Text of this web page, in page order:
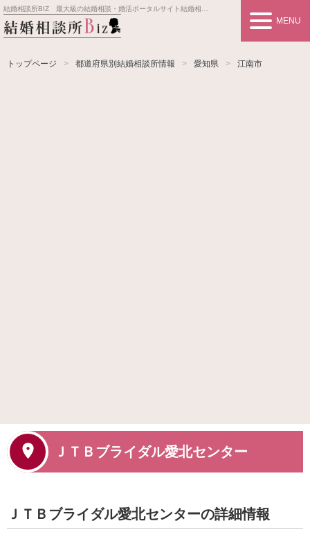
結婚相談所BIZ 最大級の結婚相談・婚活ポータルサイト結婚相談所事業者情報や婚活お見合いの悩み、対策を紹介します。
MENU
トップページ 都道府県別結婚相談所情報 愛知県 江南市
ＪＴＢブライダル愛北センター
ＪＴＢブライダル愛北センターの詳細情報